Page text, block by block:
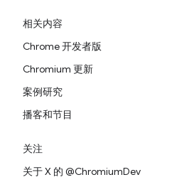
相关内容
Chrome 开发者版
Chromium 更新
案例研究
播客和节目
关注
关于 X 的 @ChromiumDev